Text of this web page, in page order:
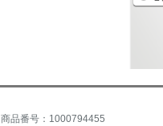
商品番号：1000794455